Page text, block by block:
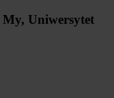
My, Uniwersytet